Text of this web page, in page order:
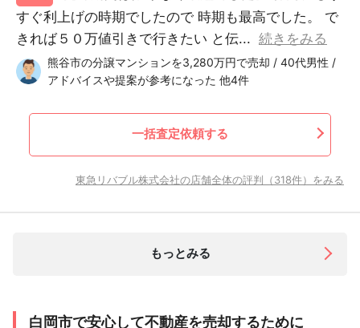
すぐ利上げの時期でしたので 時期も最高でした。 で
きれば５０万値引きで行きたい と伝... 続きをみる
熊谷市の分譲マンションを3,280万円で売却 / 40代男性 /
アドバイスや提案が参考になった 他4件
一括査定依頼する
東急リバブル株式会社の店舗全体の評判（318件）をみる
もっとみる
白岡市で安心して不動産を売却するために